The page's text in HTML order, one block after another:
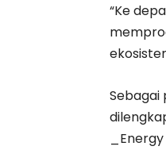
“Ke
Sebagai